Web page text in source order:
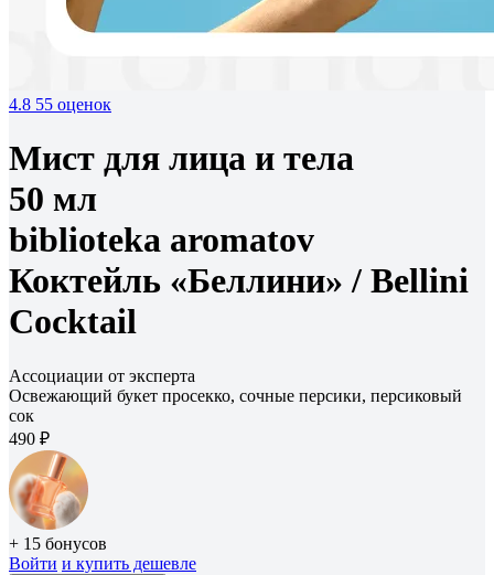
4.8 55 оценок
Мист для лица и тела
50 мл
biblioteka aromatov
Коктейль «Беллини» / Bellini
Cocktail
Ассоциации от эксперта
Освежающий букет просекко, сочные персики, персиковый
сок
490 ₽
+ 15 бонусов
Войти и купить дешевле